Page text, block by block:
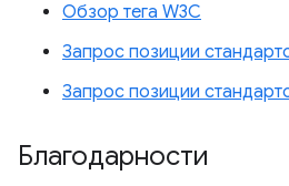
Обзор тега W3C
Запрос позиции
Запрос позиции
Благодарности